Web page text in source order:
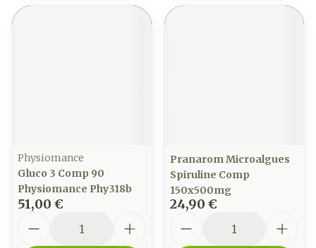
Physiomance
Gluco 3 Comp 90
Physiomance Phy318b
51,00 €
Pranarom Microalgues
Spiruline Comp
150x500mg
24,90 €